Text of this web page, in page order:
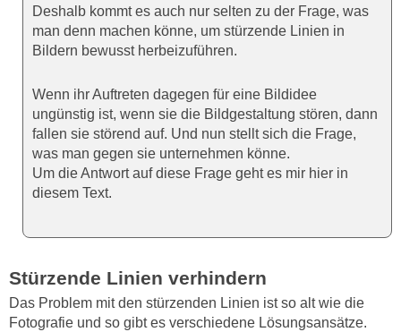
Deshalb kommt es auch nur selten zu der Frage, was
man denn machen könne, um stürzende Linien in
Bildern bewusst herbeizuführen.
Wenn ihr Auftreten dagegen für eine Bildidee
ungünstig ist, wenn sie die Bildgestaltung stören, dann
fallen sie störend auf. Und nun stellt sich die Frage,
was man gegen sie unternehmen könne.
Um die Antwort auf diese Frage geht es mir hier in
diesem Text.
Stürzende Linien verhindern
Das Problem mit den stürzenden Linien ist so alt wie die
Fotografie und so gibt es verschiedene Lösungsansätze.